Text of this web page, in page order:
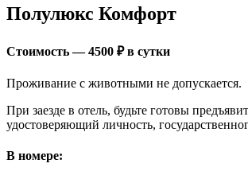
Полулюкс Комфорт
Стоимость — 4500 ₽ в сутки
Проживание с животными не допускается.
При заезде в отель, будьте готовы
удостоверяющий личность,
В номере: